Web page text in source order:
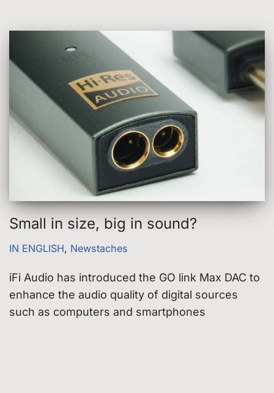
Small in size, big in sound?
IN ENGLISH, Newstaches
iFi Audio has introduced the GO link Max DAC to
enhance the audio quality of digital sources
such as computers and smartphones